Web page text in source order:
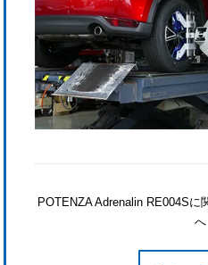
POTENZA Adrenalin RE004Sに
へ